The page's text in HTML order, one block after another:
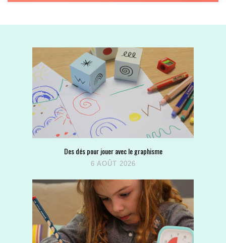
Des dés pour jouer avec le graphisme
6 AOÛT 2026